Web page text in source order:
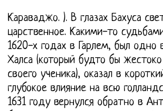
Караваджо. ). В глазах Бахуса
царственное. Какими-то
1620-х годах в Гарлем, был одно
Халса (который будто бы жестоко
своего ученика), оказал в
глубокое влияние на всю
1631 году вернулся обратно в